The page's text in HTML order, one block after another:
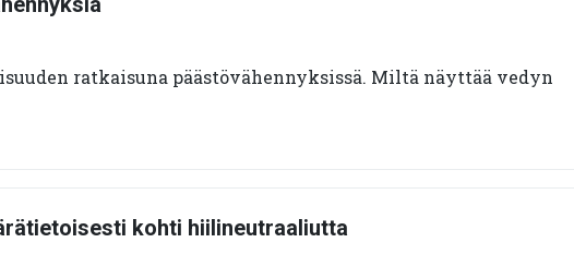
ratkaisuna päästövähennyksissä. Miltä näyttää vedyn
kohti hiilineutraaliutta